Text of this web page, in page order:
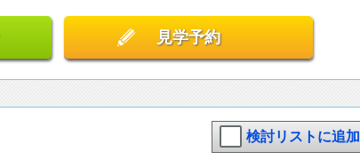
見学予約
検討リストに追加